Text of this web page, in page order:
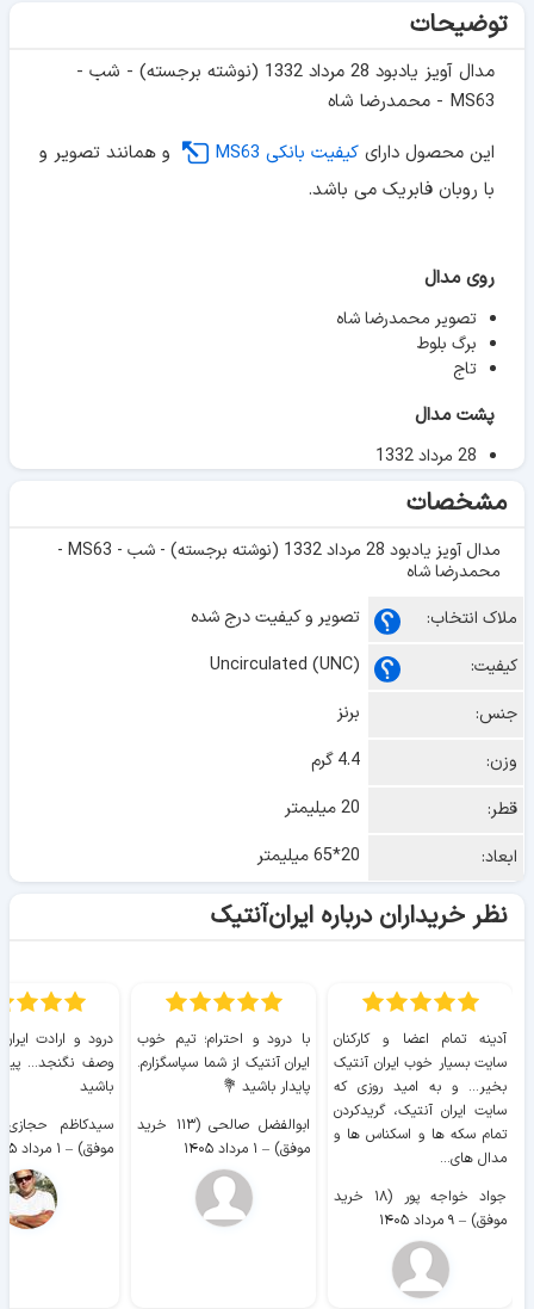
توضیحات
مدال آویز یادبود 28 مرداد 1332 (نوشته برجسته) - شب -
MS63 - محمدرضا شاه
این محصول دارای کیفیت بانکی MS63
و همانند تصویر و
با روبان فابریک می باشد.
روی مدال
تصویر محمدرضا شاه
برگ بلوط
تاج
پشت مدال
28 مرداد 1332
مشخصات
مدال آویز یادبود 28 مرداد 1332 (نوشته برجسته) - شب - MS63 -
محمدرضا شاه
ملاک انتخاب:
تصویر و کیفیت درج شده
کیفیت:
Uncirculated (UNC)
جنس:
برنز
وزن:
4.4 گرم
قطر:
20 میلیمتر
ابعاد:
20*65 میلیمتر
نظر خریداران درباره ایران‌آنتیک
آدینه تمام اعضا و کارکنان
سایت بسیار خوب ايران آنتیک
بخیر... و به امید روزی که
سایت ايران آنتیک، گریدکردن
تمام سکه ها و اسکناس ها و
مدال های...
جواد خواجه پور (۱۸ خرید
موفق) – ۹ مرداد ۱۴۰۵
با درود و احترام؛ تیم خوب
ایران آنتیک از شما سپاسگزارم.
پایدار باشید 💐
ابوالفضل صالحی (۱۱۳ خرید
موفق) – ۱ مرداد ۱۴۰۵
درود و ارادت
وصف نگنجد...
باشید
موفق) – ۱ مرداد ۱۴۰۵